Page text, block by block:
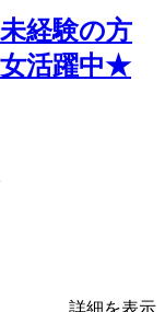
経験の方
女活躍中★
詳細を表示